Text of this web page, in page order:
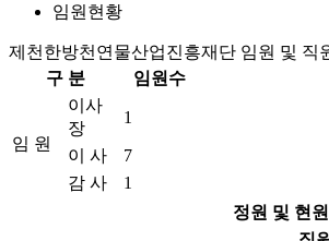
임원현황
제천한방천연물산업진흥재단 임원 및 직
구 분
임원수
임 원
이사
장
1
이 사
7
감 사
1
정원 및 현원